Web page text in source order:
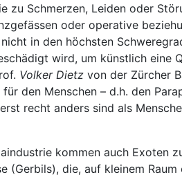
zu Schmerzen, Leiden oder
oder operative
in den höchsten
wird, um künstlich eine
Volker Dietz von der Zürcher
den Menschen – d.h. den
recht anders sind als
kommen auch Exoten
(Gerbils), die, auf kleinem